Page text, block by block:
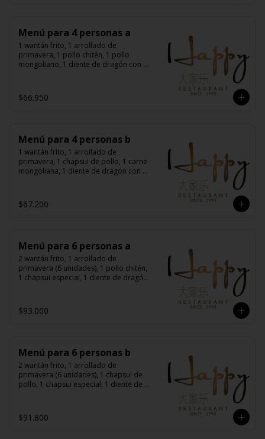
Menú para 4 personas a
1 wantán frito, 1 arrollado de
primavera, 1 pollo chitén, 1 pollo
mongoliano, 1 diente de dragón con
$66.950
Menú para 4 personas b
1 wantán frito, 1 arrollado de
primavera, 1 chapsui de pollo, 1 carne
mongoliana, 1 diente de dragón con
$67.200
Menú para 6 personas a
2 wantán frito, 1 arrollado de
primavera (6 unidades), 1 pollo chitén,
1 chapsui especial, 1 diente de dragón
$93.000
Menú para 6 personas b
2 wantán frito, 1 arrollado de
primavera (6 unidades), 1 chapsui de
pollo, 1 chapsui especial, 1 diente de
arroz chaufán
$91.800